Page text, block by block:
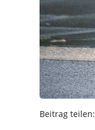
Beitrag teilen: